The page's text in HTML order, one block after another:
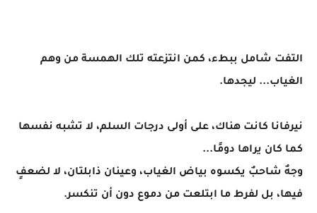
التفت شامل ببطء، كمن انتزعته تلك الهمسة من وهم
الغياب... ليجدها.
نيرفانا كانت هناك، على أولى درجات السلم، لا تشبه نفسها
كما كان يراها دومًا...
وجهٌ شاحبٌ يكسوه بياض الغياب، وعينان ذابلتان، لا لضعفٍ
فيها، بل لفرط ما ابتلعت من دموع دون أن تنكسر.